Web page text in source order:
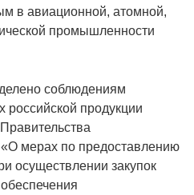
в авиационной, атомной,
промышленности
соблюдениям
российской продукции
мерах по предоставлению
осуществлении закупок